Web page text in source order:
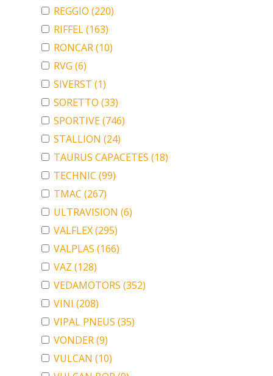
REGGIO (220)
RIFFEL(163)
RONCAR(10)
RVG (6)
SIVERST (1)
SORETTO (33)
SPORTIVE(746)
STALLION (24)
TAURUS CAPACETES (18)
TECHNIC (99)
TMAC (267)
ULTRAVISION (6)
VALFLEX(295)
VALPLAS (166)
VAZ (128)
VEDAMOTORS (352)
VINI (208)
VIPAL PNEUS (35)
VONDER(9)
VULCAN (10)